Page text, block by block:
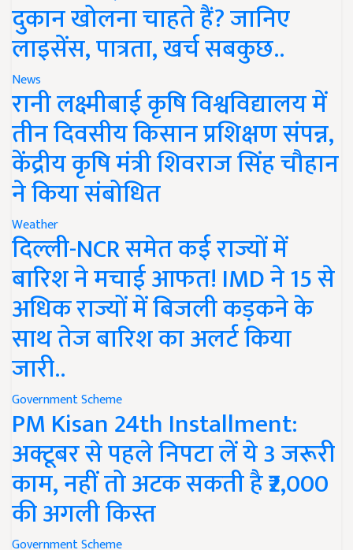
दुकान खोलना चाहते हैं? जानिए
लाइसेंस, पात्रता, खर्च सबकुछ..
News
रानी लक्ष्मीबाई कृषि विश्वविद्यालय में
तीन दिवसीय किसान प्रशिक्षण संपन्न,
केंद्रीय कृषि मंत्री शिवराज सिंह चौहान
ने किया संबोधित
Weather
दिल्ली-NCR समेत कई राज्यों में
बारिश ने मचाई आफत! IMD ने 15 से
अधिक राज्यों में बिजली कड़कने के
साथ तेज बारिश का अलर्ट किया
जारी..
Government Scheme
PM Kisan 24th Installment:
अक्टूबर से पहले निपटा लें ये 3 जरूरी
काम, नहीं तो अटक सकती है ₹2,000
की अगली किस्त
Government Scheme